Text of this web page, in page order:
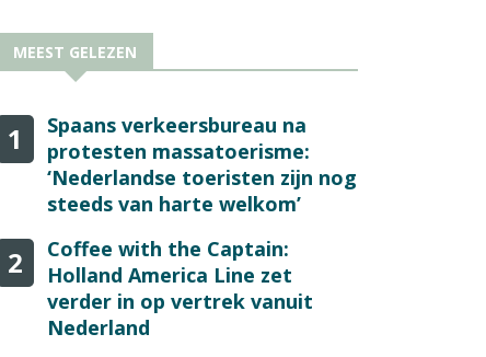
MEEST GELEZEN
1
Spaans verkeersbureau na
protesten massatoerisme:
‘Nederlandse toeristen zijn nog
steeds van harte welkom’
2
Coffee with the Captain:
Holland America Line zet
verder in op vertrek vanuit
Nederland